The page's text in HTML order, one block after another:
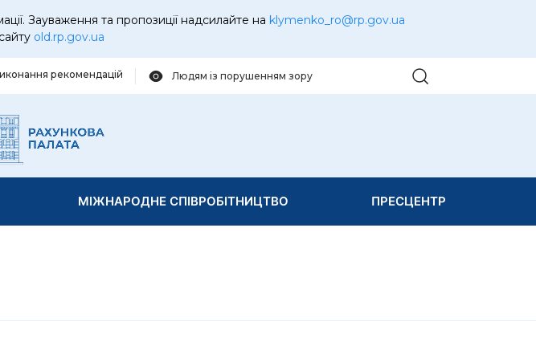
Зауваження та пропозиції надсилайте на klymenko_ro@rp.gov.ua
old.rp.gov.ua
рекомендацій Людям із порушенням зору
МІЖНАРОДНЕ СПІВРОБІТНИЦТВО ПРЕСЦЕНТР